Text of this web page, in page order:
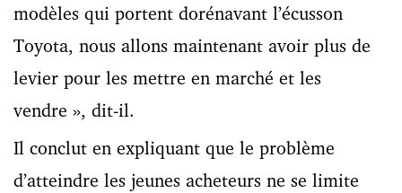
modèles qui portent dorénavant l’écusson
Toyota, nous allons maintenant avoir plus de
levier pour les mettre en marché et les
vendre », dit-il.
Il conclut en expliquant que le problème
d’atteindre les jeunes acheteurs ne se limite